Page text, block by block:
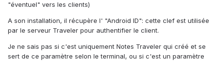
"éventuel" vers les clients)
A son installation, il récupère l' "Android ID": cette clef est utilisée
par le serveur Traveler pour authentifier le client.
Je ne sais pas si c'est uniquement Notes Traveler qui créé et se
sert de ce paramètre selon le terminal, ou si c'est un paramètre